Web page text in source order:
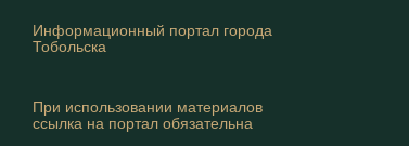
Информационный портал города
Тобольска
При использовании материалов
ссылка на портал обязательна